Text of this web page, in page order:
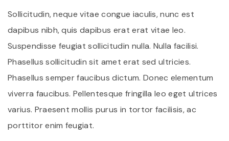
Sollicitudin, neque vitae congue iaculis, nunc est
dapibus nibh, quis dapibus erat erat vitae leo.
Suspendisse feugiat sollicitudin nulla. Nulla facilisi.
Phasellus sollicitudin sit amet erat sed ultricies.
Phasellus semper faucibus dictum. Donec elementum
viverra faucibus. Pellentesque fringilla leo eget ultrices
varius. Praesent mollis purus in tortor facilisis, ac
porttitor enim feugiat.